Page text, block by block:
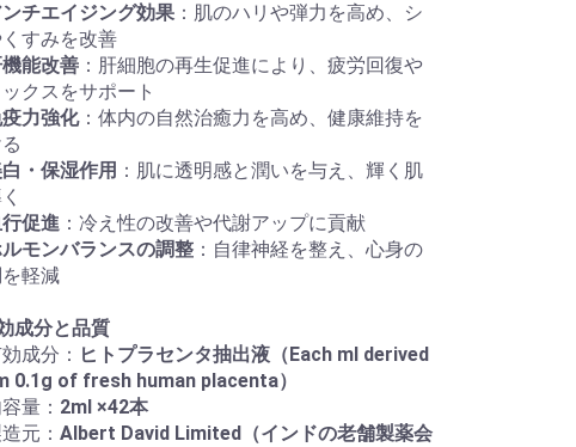
チエイジング効果：肌のハリや弾力を高め、シ
すみを改善
能改善：肝細胞の再生促進により、疲労回復や
クスをサポート
力強化：体内の自然治癒力を高め、健康維持を
・保湿作用 ：肌に透明感と潤いを与え、輝く肌
促進：冷え性の改善や代謝アップに貢献
モンバランスの調整：自律神経を整え、心身の
軽減
成分と品質
効成分： ヒトプラセンタ抽出液（Each ml derived
0.1g of fresh human placenta）
量： 2ml ×42本
元： Albert David Limited（インドの老舗製薬会